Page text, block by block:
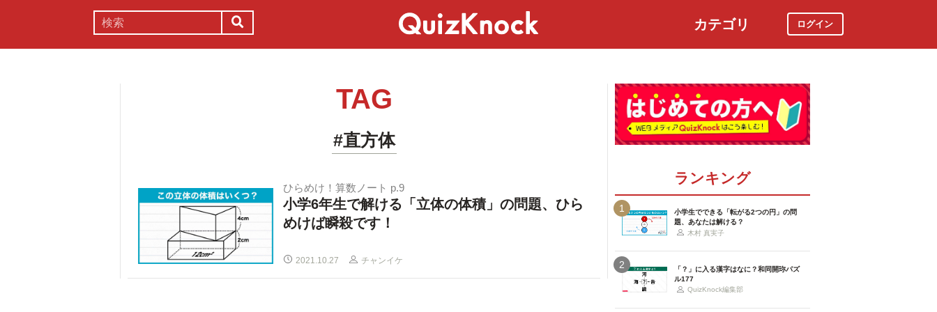
カテゴリ ログイン
TAG
#直方体
ひらめけ！算数ノート p.9
小学6年生で解ける「立体の体積」の問題、ひら
めけば瞬殺です！
2021.10.27 チャンイケ
ランキング
1
小学生でできる「転がる2つの円」の問
題、あなたは解ける？
木村 真実子
2
「？」に入る漢字はなに？和同開珎パズ
ル177
QuizKnock編集部